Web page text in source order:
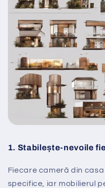
1. Stabilește-nevoile
Fiecare cameră din
specifice, iar mobilierul